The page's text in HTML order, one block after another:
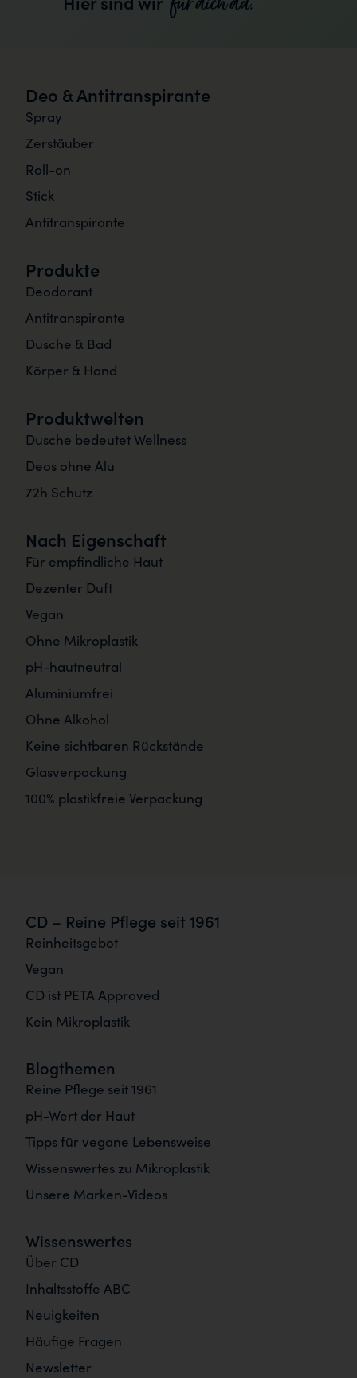
Deo & Antitranspirante
Spray
Zerstäuber
Roll-on
Stick
Antitranspirante
Produkte
Deodorant
Antitranspirante
Dusche & Bad
Körper & Hand
Produktwelten
Dusche bedeutet Wellness
Deos ohne Alu
72h Schutz
Nach Eigenschaft
Für empfindliche Haut
Dezenter Duft
Vegan
Ohne Mikroplastik
pH-hautneutral
Aluminiumfrei
Ohne Alkohol
Keine sichtbaren Rückstände
Glasverpackung
100% plastikfreie Verpackung
CD – Reine Pflege seit 1961
Reinheitsgebot
Vegan
CD ist PETA Approved
Kein Mikroplastik
Blogthemen
Reine Pflege seit 1961
pH-Wert der Haut
Tipps für vegane Lebensweise
Wissenswertes zu Mikroplastik
Unsere Marken-Videos
Wissenswertes
Über CD
Inhaltsstoffe ABC
Neuigkeiten
Häufige Fragen
Newsletter